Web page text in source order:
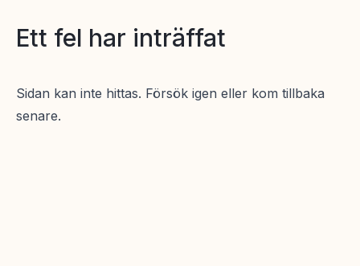
Ett fel har inträffat
Sidan kan inte hittas. Försök igen eller kom tillbaka
senare.